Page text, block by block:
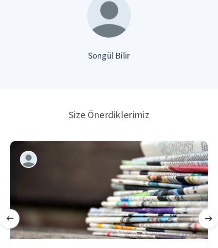
Songül Bilir
Size Önerdiklerimiz